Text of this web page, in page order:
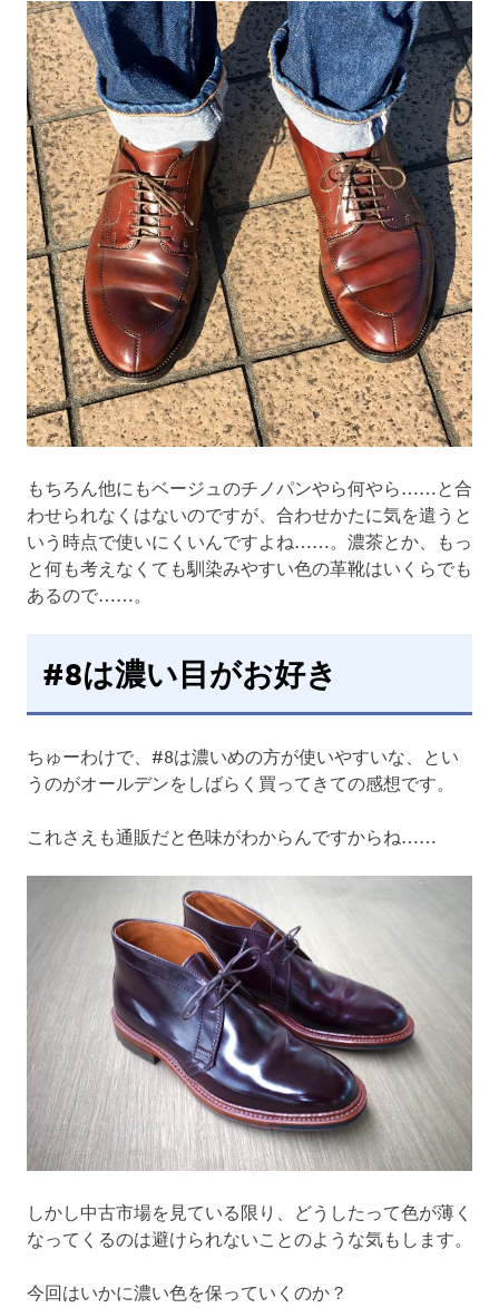
もちろん他にもベージュのチノパンやら何やら……と合
わせられなくはないのですが、合わせかたに気を遣うと
いう時点で使いにくいんですよね……。濃茶とか、もっ
と何も考えなくても馴染みやすい色の革靴はいくらでも
あるので……。
#8は濃い目がお好き
ちゅーわけで、#8は濃いめの方が使いやすいな、とい
うのがオールデンをしばらく買ってきての感想です。
これさえも通販だと色味がわからんですからね……
しかし中古市場を見ている限り、どうしたって色が薄く
なってくるのは避けられないことのような気もします。
今回はいかに濃い色を保っていくのか？